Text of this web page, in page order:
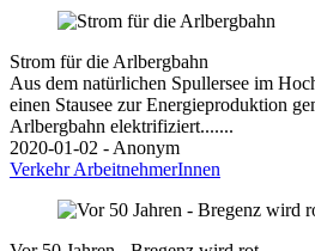
Strom für die Arlbergbahn
Aus dem natürlichen Spullersee im
einen Stausee zur Energieproduktion
Arlbergbahn elektrifiziert.......
2020-01-02 - Anonym
VerkehrArbeitnehmerInnen